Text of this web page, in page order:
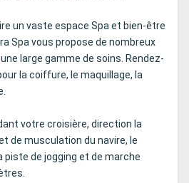
un vaste espace Spa et bien-être
Spa vous propose de nombreux
large gamme de soins. Rendez-
la coiffure, le maquillage, la
votre croisière, direction la
de musculation du navire, le
de jogging et de marche